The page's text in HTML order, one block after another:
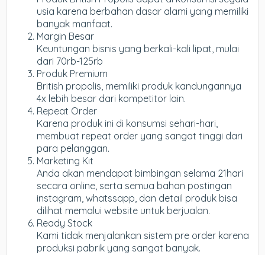
usia karena berbahan dasar alami yang memiliki
banyak manfaat.
Margin Besar
Keuntungan bisnis yang berkali-kali lipat, mulai
dari 70rb-125rb
Produk Premium
British propolis, memiliki produk kandungannya
4x lebih besar dari kompetitor lain.
Repeat Order
Karena produk ini di konsumsi sehari-hari,
membuat repeat order yang sangat tinggi dari
para pelanggan.
Marketing Kit
Anda akan mendapat bimbingan selama 21hari
secara online, serta semua bahan postingan
instagram, whatssapp, dan detail produk bisa
dilihat memalui website untuk berjualan.
Ready Stock
Kami tidak menjalankan sistem pre order karena
produksi pabrik yang sangat banyak.